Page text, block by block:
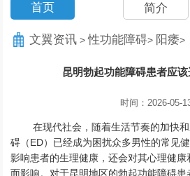
首页 简介
文翼资讯 >性功能障碍> 阳痿>
昆明勃起功能障碍患者应
时间：2026-05-
在现代社会，随着生活节奏的加快
碍（ED）已经成为困扰众多男性的常见
影响患者的生理健康，还会对其心理健康
面影响。对于昆明地区的勃起功能障碍患